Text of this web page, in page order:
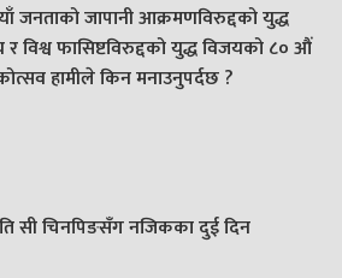
जनताको जापानी आक्रमणविरुद्दको युद्ध
विश्व फासिष्टविरुद्दको युद्ध विजयको ८० औं
हामीले किन मनाउनुपर्दछ ?
सी चिनपिङसँग नजिकका दुई दिन